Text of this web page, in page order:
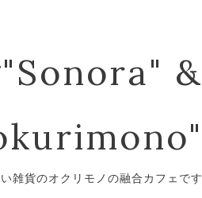
&
雑貨のオクリモノの融合カフェです